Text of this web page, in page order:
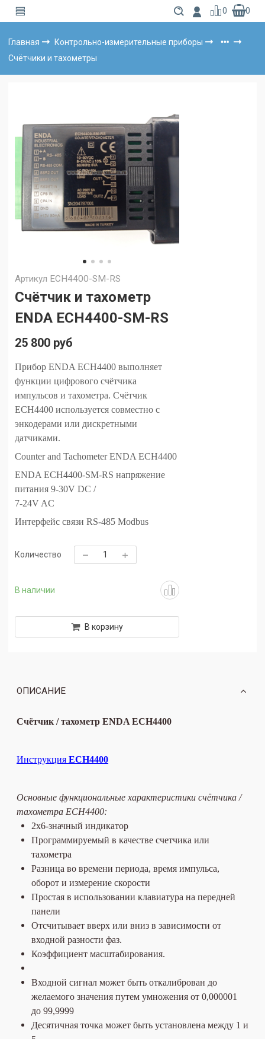
0 0
Главная
Контрольно-измерительные приборы
Счётчики и тахометры
Артикул ECH4400-SM-RS
Счётчик и тахометр
ENDA ECH4400-SM-RS
В наличии
25 800 руб
Прибор ENDA ECH4400 выполняет
функции цифрового счётчика
импульсов и тахометра. Счётчик
ECH4400 используется совместно с
энкодерами или дискретными
датчиками.
Counter and Tachometer ENDA ECH4400
ENDA ECH4400-SM-RS напряжение
питания 9-30V DC /
7-24V AC
Интерфейс связи RS-485 Modbus
Количество
В корзину
ОПИСАНИЕ
Счётчик / тахометр ENDA ECH4400
ИнструкцияECH4400
Основные функциональные характеристики счётчика /
тахометра ECH4400:
2x6-значный индикатор
Программируемый в качестве счетчика или
тахометра
Разница во времени периода, время импульса,
оборот и измерение скорости
Простая в использовании клавиатура на передней
панели
Отсчитывает вверх или вниз в зависимости от
входной разности фаз.
Коэффициент масштабирования.
Входной сигнал может быть откалиброван до
желаемого значения путем умножения от 0,000001
до 99,9999
Десятичная точка может быть установлена между 1 и